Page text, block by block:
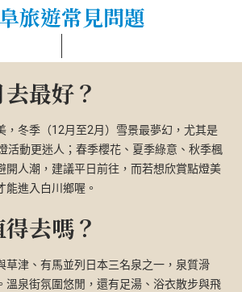
旅遊常見問題
最好？
，冬季（12月至2月）雪景最夢幻，尤其是
活動更迷人；春季櫻花、夏季綠意、秋季楓
開人潮，建議平日前往，而若想欣賞點燈美
能進入白川鄉喔。
去嗎？
草津、有馬並列日本三名泉之一，泉質滑
溫泉街氛圍悠閒，還有足湯、浴衣散步與飛